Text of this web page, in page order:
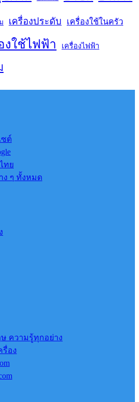
เครื่องประดับ เครื่องใช้ในครัว
งใช้ไฟฟ้า เครื่องไฟฟ้า
ซต์
ทย
ง ๆ ทั้งหมด
ความรู้ทุกอย่าง
รื่อง